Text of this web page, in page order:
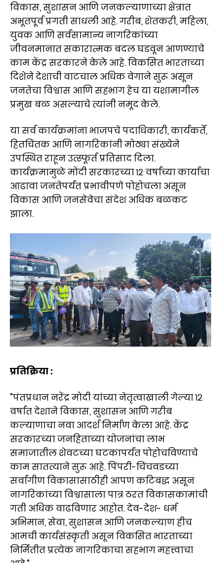
विकास, सुशासन आणि जनकल्याणाच्या क्षेत्रात
अभूतपूर्व प्रगती साधली आहे. गरीब, शेतकरी, महिला,
युवक आणि सर्वसामान्य नागरिकांच्या
जीवनमानात सकारात्मक बदल घडवून आणण्याचे
काम केंद्र सरकारने केले आहे. विकसित भारताच्या
दिशेने देशाची वाटचाल अधिक वेगाने सुरू असून
जनतेचा विश्वास आणि सहभाग हेच या यशामागील
प्रमुख बळ असल्याचे त्यांनी नमूद केले.
या सर्व कार्यक्रमांना भाजपचे पदाधिकारी, कार्यकर्ते,
हितचिंतक आणि नागरिकांनी मोठ्या संख्येने
उपस्थित राहून उत्स्फूर्त प्रतिसाद दिला.
कार्यक्रमामुळे मोदी सरकारच्या १२ वर्षांच्या कार्याचा
आढावा जनतेपर्यंत प्रभावीपणे पोहोचला असून
विकास आणि जनसेवेचा संदेश अधिक बळकट
झाला.
प्रतिक्रिया :
"पंतप्रधान नरेंद्र मोदी यांच्या नेतृत्वाखाली गेल्या १२
वर्षांत देशाने विकास, सुशासन आणि गरीब
कल्याणाचा नवा आदर्श निर्माण केला आहे. केंद्र
सरकारच्या जनहिताच्या योजनांचा लाभ
समाजातील शेवटच्या घटकापर्यंत पोहोचविण्याचे
काम सातत्याने सुरू आहे. पिंपरी-चिंचवडच्या
सर्वांगीण विकासासाठीही आपण कटिबद्ध असून
नागरिकांच्या विश्वासाला पात्र ठरत विकासकामांची
गती अधिक वाढविणार आहोत. देव-देश- धर्म
अभिमान, सेवा, सुशासन आणि जनकल्याण हीच
आमची कार्यसंस्कृती असून विकसित भारताच्या
निर्मितीत प्रत्येक नागरिकाचा सहभाग महत्त्वाचा